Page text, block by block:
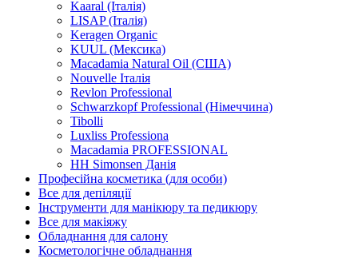
Kaaral (Італія)
LISAP (Італія)
Keragen Organic
KUUL (Мексика)
Macadamia Natural Oil (США)
Nouvelle Італія
Revlon Professional
Schwarzkopf Professional (Німеччина)
Tibolli
Luxliss Professiona
Macadamia PROFESSIONAL
HH Simonsen Данія
Професійна косметика (для особи)
Все для депіляції
Інструменти для манікюру та педикюру
Все для макіяжу
Обладнання для салону
Косметологічне обладнання